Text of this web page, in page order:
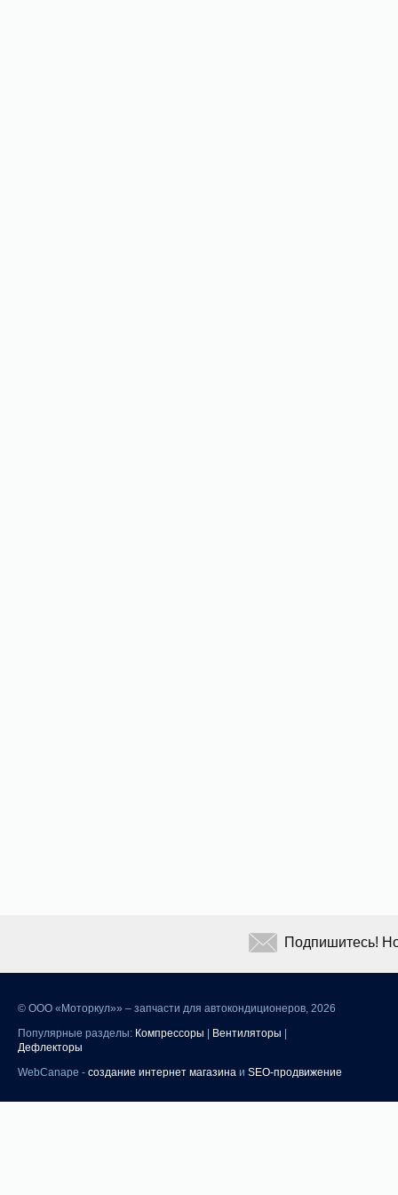
© ООО «Моторкул»» – запчасти для автокондиционеров, 2026
Популярные разделы: Компрессоры Вентиляторы
Дефлекторы
WebCanape - создание интернет магазина и SEO-продвижение
Подпишитесь!